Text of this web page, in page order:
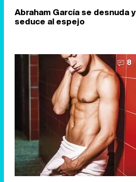
Abraham García se desnuda y
seduce al espejo
8